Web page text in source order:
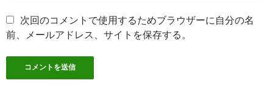
次回のコメントで使用するためブラウザーに自分の名
前、メールアドレス、サイトを保存する。